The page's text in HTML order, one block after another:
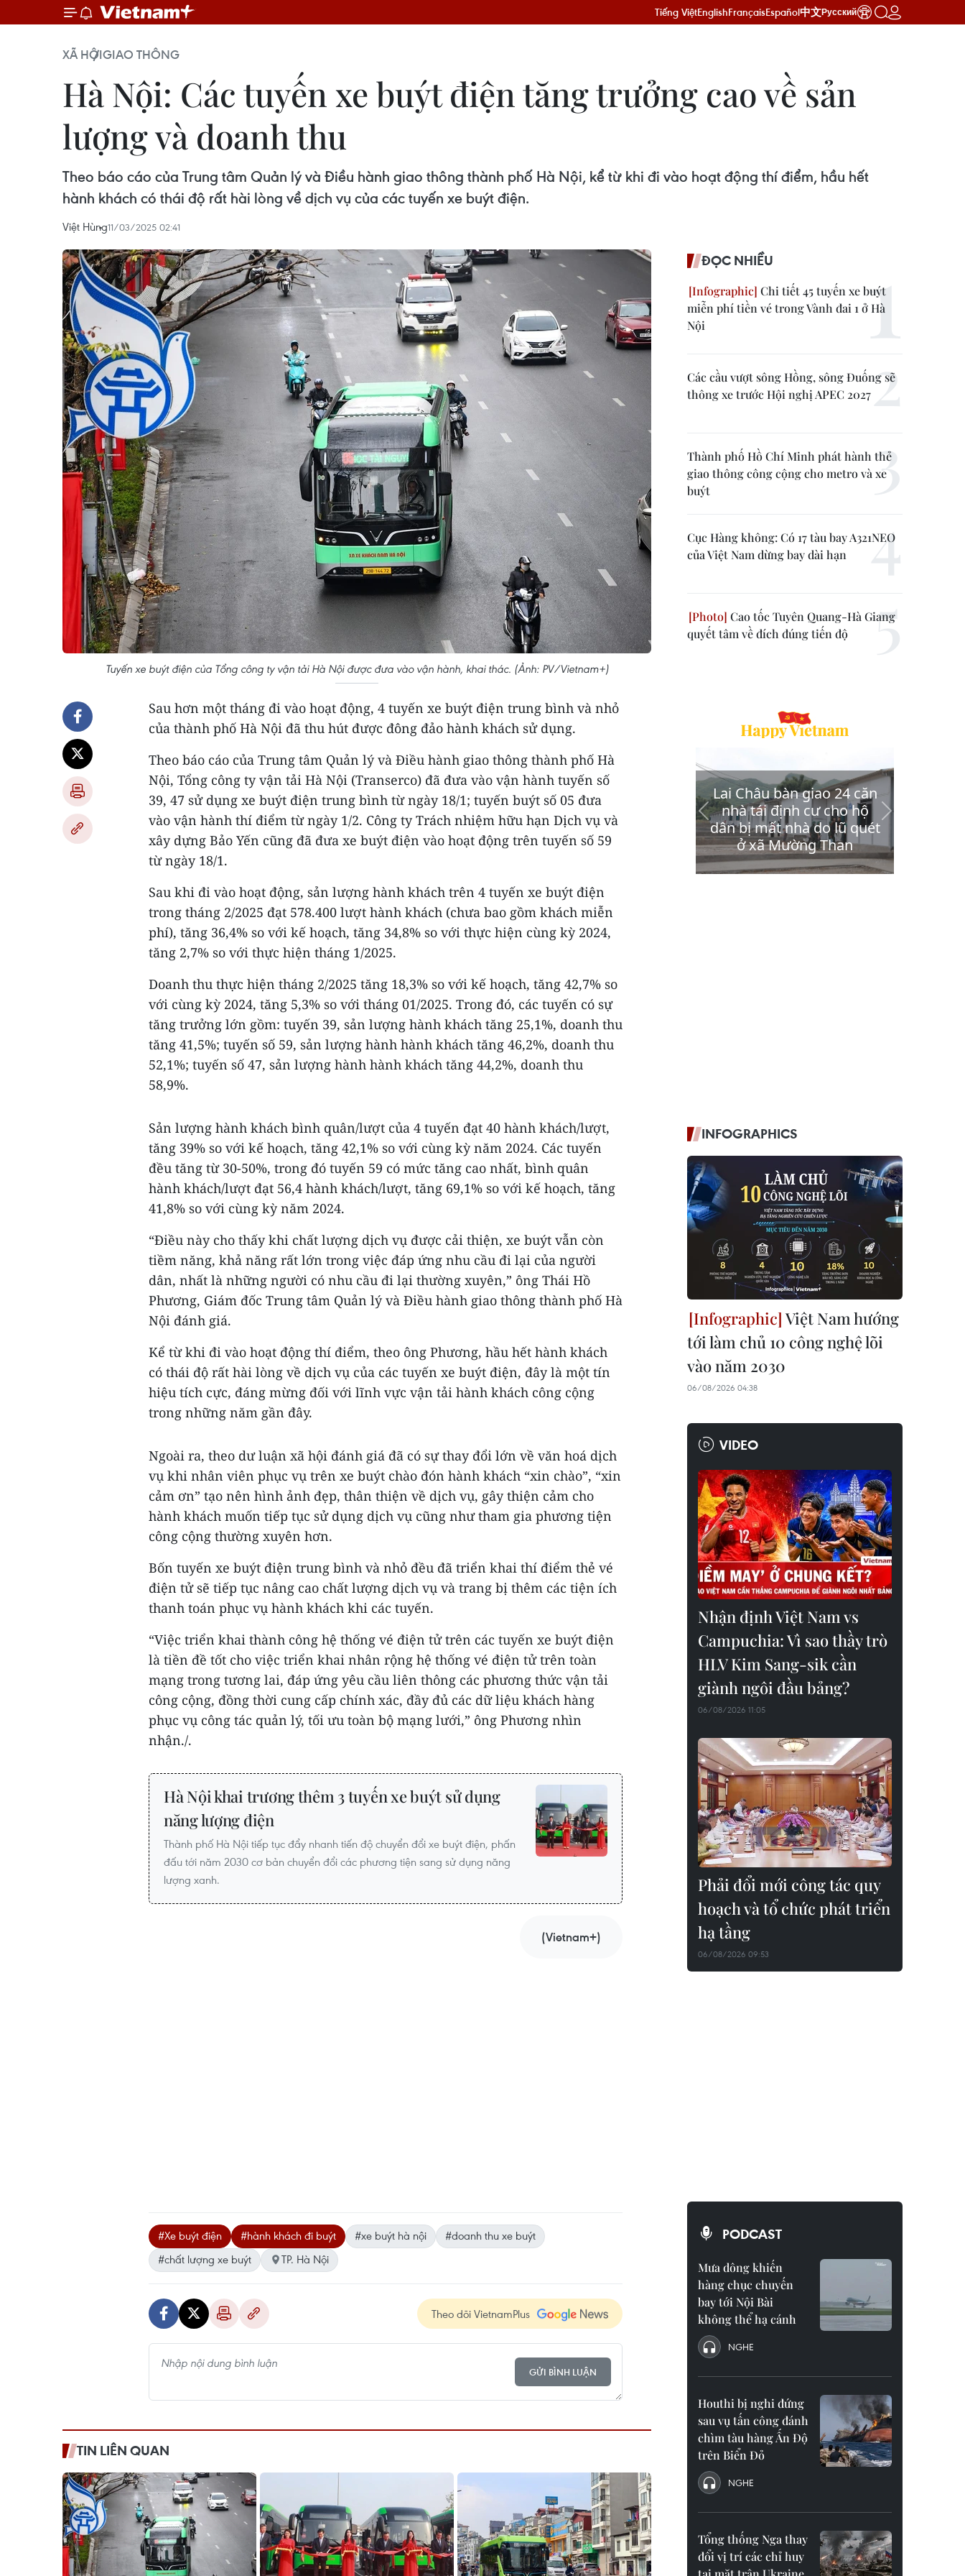
Tiếng ViệtEnglishFrançaisEspañol中文Русский
XÃ HỘIGIAO THÔNG
Hà Nội: Các tuyến xe buýt điện tăng trưởng cao về sản
lượng và doanh thu
Theo báo cáo của Trung tâm Quản lý và Điều hành giao thông thành phố Hà Nội, kể từ khi đi vào hoạt động thí điểm, hầu hết
hành khách có thái độ rất hài lòng về dịch vụ của các tuyến xe buýt điện.
Việt Hùng11/03/2025 02:41
Tuyến xe buýt điện của Tổng công ty vận tải Hà Nội được đưa vào vận hành, khai thác. (Ảnh: PV/Vietnam+)
Sau hơn một tháng đi vào hoạt động, 4 tuyến xe buýt điện trung bình và nhỏ
của thành phố Hà Nội đã thu hút được đông đảo hành khách sử dụng.
Theo báo cáo của Trung tâm Quản lý và Điều hành giao thông thành phố Hà
Nội, Tổng công ty vận tải Hà Nội (Transerco) đã đưa vào vận hành tuyến số
39, 47 sử dụng xe buýt điện trung bình từ ngày 18/1; tuyến buýt số 05 đưa
vào vận hành thí điểm từ ngày 1/2. Công ty Trách nhiệm hữu hạn Dịch vụ và
xây dựng Bảo Yến cũng đã đưa xe buýt điện vào hoạt động trên tuyến số 59
từ ngày 18/1.
Sau khi đi vào hoạt động, sản lượng hành khách trên 4 tuyến xe buýt điện
trong tháng 2/2025 đạt 578.400 lượt hành khách (chưa bao gồm khách miễn
phí), tăng 36,4% so với kế hoạch, tăng 34,8% so với thực hiện cùng kỳ 2024,
tăng 2,7% so với thực hiện tháng 1/2025.
Doanh thu thực hiện tháng 2/2025 tăng 18,3% so với kế hoạch, tăng 42,7% so
với cùng kỳ 2024, tăng 5,3% so với tháng 01/2025. Trong đó, các tuyến có sự
tăng trưởng lớn gồm: tuyến 39, sản lượng hành khách tăng 25,1%, doanh thu
tăng 41,5%; tuyến số 59, sản lượng hành hành khách tăng 46,2%, doanh thu
52,1%; tuyến số 47, sản lượng hành hành khách tăng 44,2%, doanh thu
58,9%.
Sản lượng hành khách bình quân/lượt của 4 tuyến đạt 40 hành khách/lượt,
tăng 39% so với kế hoạch, tăng 42,1% so với cùng kỳ năm 2024. Các tuyến
đều tăng từ 30-50%, trong đó tuyến 59 có mức tăng cao nhất, bình quân
hành khách/lượt đạt 56,4 hành khách/lượt, tăng 69,1% so với kế hoạch, tăng
41,8% so với cùng kỳ năm 2024.
“Điều này cho thấy khi chất lượng dịch vụ được cải thiện, xe buýt vẫn còn
tiềm năng, khả năng rất lớn trong việc đáp ứng nhu cầu đi lại của người
dân, nhất là những người có nhu cầu đi lại thường xuyên,” ông Thái Hồ
Phương, Giám đốc Trung tâm Quản lý và Điều hành giao thông thành phố Hà
Nội đánh giá.
Kể từ khi đi vào hoạt động thí điểm, theo ông Phương, hầu hết hành khách
có thái độ rất hài lòng về dịch vụ của các tuyến xe buýt điện, đây là một tín
hiệu tích cực, đáng mừng đối với lĩnh vực vận tải hành khách công cộng
trong những năm gần đây.
Ngoài ra, theo dư luận xã hội đánh giá đã có sự thay đổi lớn về văn hoá dịch
vụ khi nhân viên phục vụ trên xe buýt chào đón hành khách “xin chào”, “xin
cảm ơn” tạo nên hình ảnh đẹp, thân thiện về dịch vụ, gây thiện cảm cho
hành khách muốn tiếp tục sử dụng dịch vụ cũng như tham gia phương tiện
công cộng thường xuyên hơn.
Bốn tuyến xe buýt điện trung bình và nhỏ đều đã triển khai thí điểm thẻ vé
điện tử sẽ tiếp tục nâng cao chất lượng dịch vụ và trang bị thêm các tiện ích
thanh toán phục vụ hành khách khi các tuyến.
“Việc triển khai thành công hệ thống vé điện tử trên các tuyến xe buýt điện
là tiền đề tốt cho việc triển khai nhân rộng hệ thống vé điện tử trên toàn
mạng trong tương lai, đáp ứng yêu cầu liên thông các phương thức vận tải
công cộng, đồng thời cung cấp chính xác, đầy đủ các dữ liệu khách hàng
phục vụ công tác quản lý, tối ưu toàn bộ mạng lưới,” ông Phương nhìn
nhận./.
Hà Nội khai trương thêm 3 tuyến xe buýt sử dụng
năng lượng điện
Thành phố Hà Nội tiếp tục đẩy nhanh tiến độ chuyển đổi xe buýt điện, phấn
đấu tới năm 2030 cơ bản chuyển đổi các phương tiện sang sử dụng năng
lượng xanh.
(Vietnam+)
#Xe buýt điện #hành khách đi buýt #xe buýt hà nội
#doanh thu xe buýt
#chất lượng xe buýt
TP. Hà Nội
Theo dõi VietnamPlus
GỬI BÌNH LUẬN
TIN LIÊN QUAN
ĐỌC NHIỀU
Chi tiết 45 tuyến xe buýt
miễn phí tiền vé trong Vành đai 1 ở Hà
Nội
Các cầu vượt sông Hồng, sông Đuống sẽ
thông xe trước Hội nghị APEC 2027
Thành phố Hồ Chí Minh phát hành thẻ
giao thông công cộng cho metro và xe
buýt
Cục Hàng không: Có 17 tàu bay A321NEO
của Việt Nam dừng bay dài hạn
Cao tốc Tuyên Quang-Hà Giang
quyết tâm về đích đúng tiến độ
INFOGRAPHICS
Việt Nam hướng
tới làm chủ 10 công nghệ lõi
vào năm 2030
06/08/2026 04:38
VIDEO
Nhận định Việt Nam vs
Campuchia: Vì sao thầy trò
HLV Kim Sang-sik cần
giành ngôi đầu bảng?
06/08/2026 11:05
Phải đổi mới công tác quy
hoạch và tổ chức phát triển
hạ tầng
06/08/2026 09:53
PODCAST
Mưa dông khiến
hàng chục chuyến
bay tới Nội Bài
không thể hạ cánh
NGHE
Houthi bị nghi đứng
sau vụ tấn công đánh
chìm tàu hàng Ấn Độ
trên Biển Đỏ
NGHE
Tổng thống Nga thay
đổi vị trí các chỉ huy